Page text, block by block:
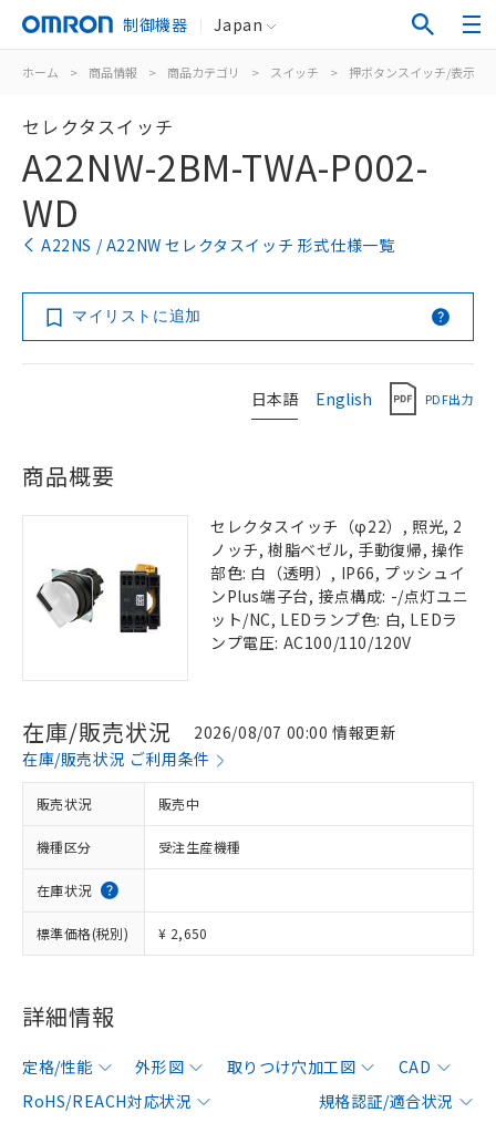
制御機器 Japan
ホーム > 商品情報 > 商品カテゴリ > スイッチ > 押ボタンスイッチ/表示灯
セレクタスイッチ
A22NW-2BM-TWA-P002-
WD
A22NS / A22NW セレクタスイッチ 形式仕様一覧
マイリストに追加
日本語 English PDF出力
商品概要
セレクタスイッチ（φ22）, 照光, 2
ノッチ, 樹脂ベゼル, 手動復帰, 操作
部色: 白（透明）, IP66, プッシュイ
ンPlus端子台, 接点構成: -/点灯ユニ
ット/NC, LEDランプ色: 白, LEDラ
ンプ電圧: AC100/110/120V
在庫/販売状況
2026/08/07 00:00 情報更新
在庫/販売状況 ご利用条件
販売状況 販売中
機種区分 受注生産機種
在庫状況
標準価格(税別) ¥ 2,650
詳細情報
定格/性能 外形図 取りつけ穴加工図
CAD
RoHS/REACH対応状況
規格認証/適合状況